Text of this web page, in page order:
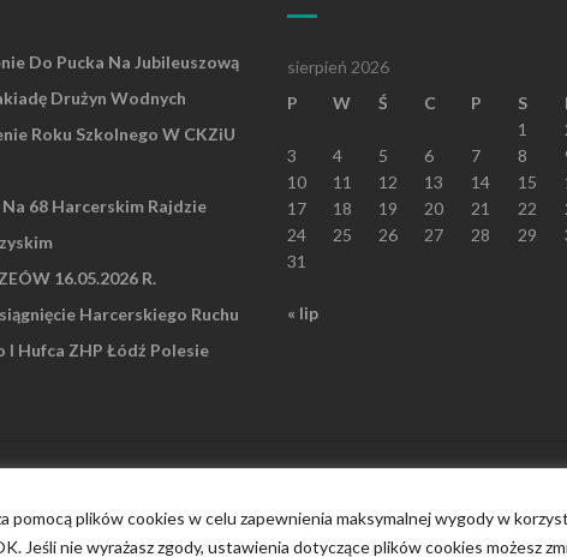
plików cookies w celu zapewnienia maksymalnej wygody w
Jeśli nie wyrażasz zgody, ustawienia dotyczące plików cookies możesz
Do Pucka Na Jubileuszową
Drużyn Wodnych
Roku Szkolnego W CKZiU
Na 68 Harcerskim Rajdzie
16.05.2026 R.
Harcerskiego Ruchu
I Hufca ZHP Łódź Polesie
sierpień 2026
P
W Ś C P S
1
3
4 5 6 7 8
10
11 12 13 14 15
17
18 19 20 21 22
24
25 26 27 28 29
31
« lip